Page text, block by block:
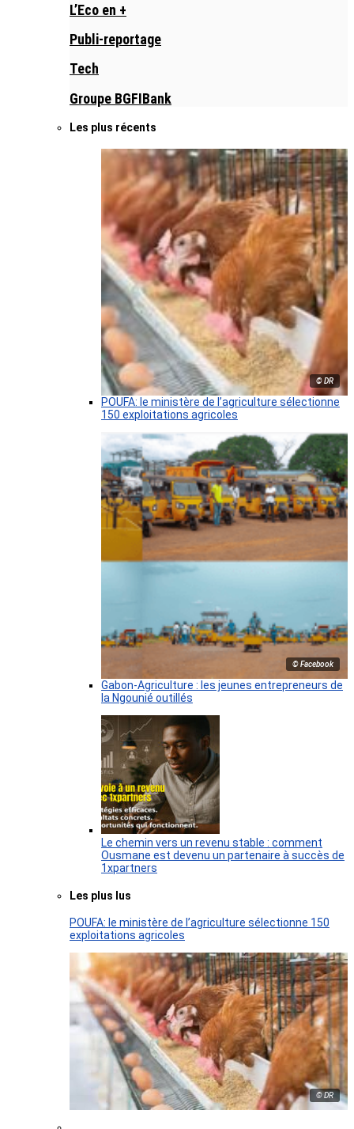
L’Eco en +
Publi-reportage
Tech
Groupe BGFIBank
Les plus récents
© DR
POUFA: le ministère de l’agriculture sélectionne
150 exploitations agricoles
© Facebook
Gabon-Agriculture : les jeunes entrepreneurs de
la Ngounié outillés
Le chemin vers un revenu stable : comment
Ousmane est devenu un partenaire à succès de
1xpartners
Les plus lus
POUFA: le ministère de l’agriculture sélectionne 150
exploitations agricoles
© DR